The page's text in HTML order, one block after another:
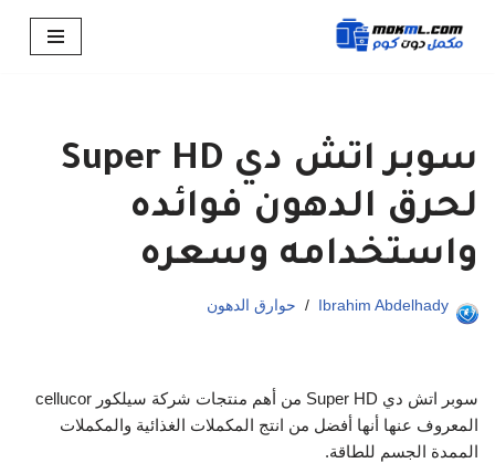
سوبر اتش دي Super HD
لحرق الدهون فوائده
واستخدامه وسعره
Ibrahim Abdelhady حوارق الدهون
سوبر اتش دي Super HD من أهم منتجات شركة سيلكور cellucor
المعروف عنها أنها أفضل من انتج المكملات الغذائية والمكملات
الممدة الجسم للطاقة.